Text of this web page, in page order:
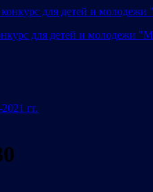
для детей и
гг.